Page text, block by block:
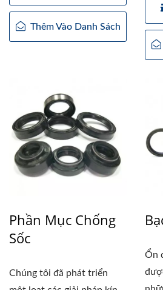
Thêm Vào Danh Sách
Phần Mục Chống
Sốc
Chúng tôi đã phát triển
Ổn